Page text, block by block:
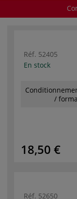
Réf. 52405
En stock
/
18,50 €
Réf. 52650